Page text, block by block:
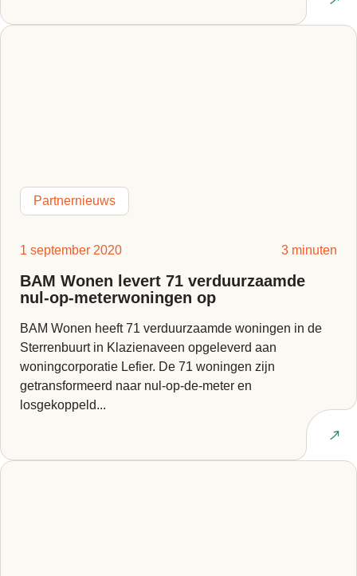
Partnernieuws
1 september 2020 3 minuten
BAM Wonen levert 71 verduurzaamde
nul-op-meterwoningen op
BAM Wonen heeft 71 verduurzaamde woningen in de
Sterrenbuurt in Klazienaveen opgeleverd aan
woningcorporatie Lefier. De 71 woningen zijn
getransformeerd naar nul-op-de-meter en
losgekoppeld...
Lees artikel